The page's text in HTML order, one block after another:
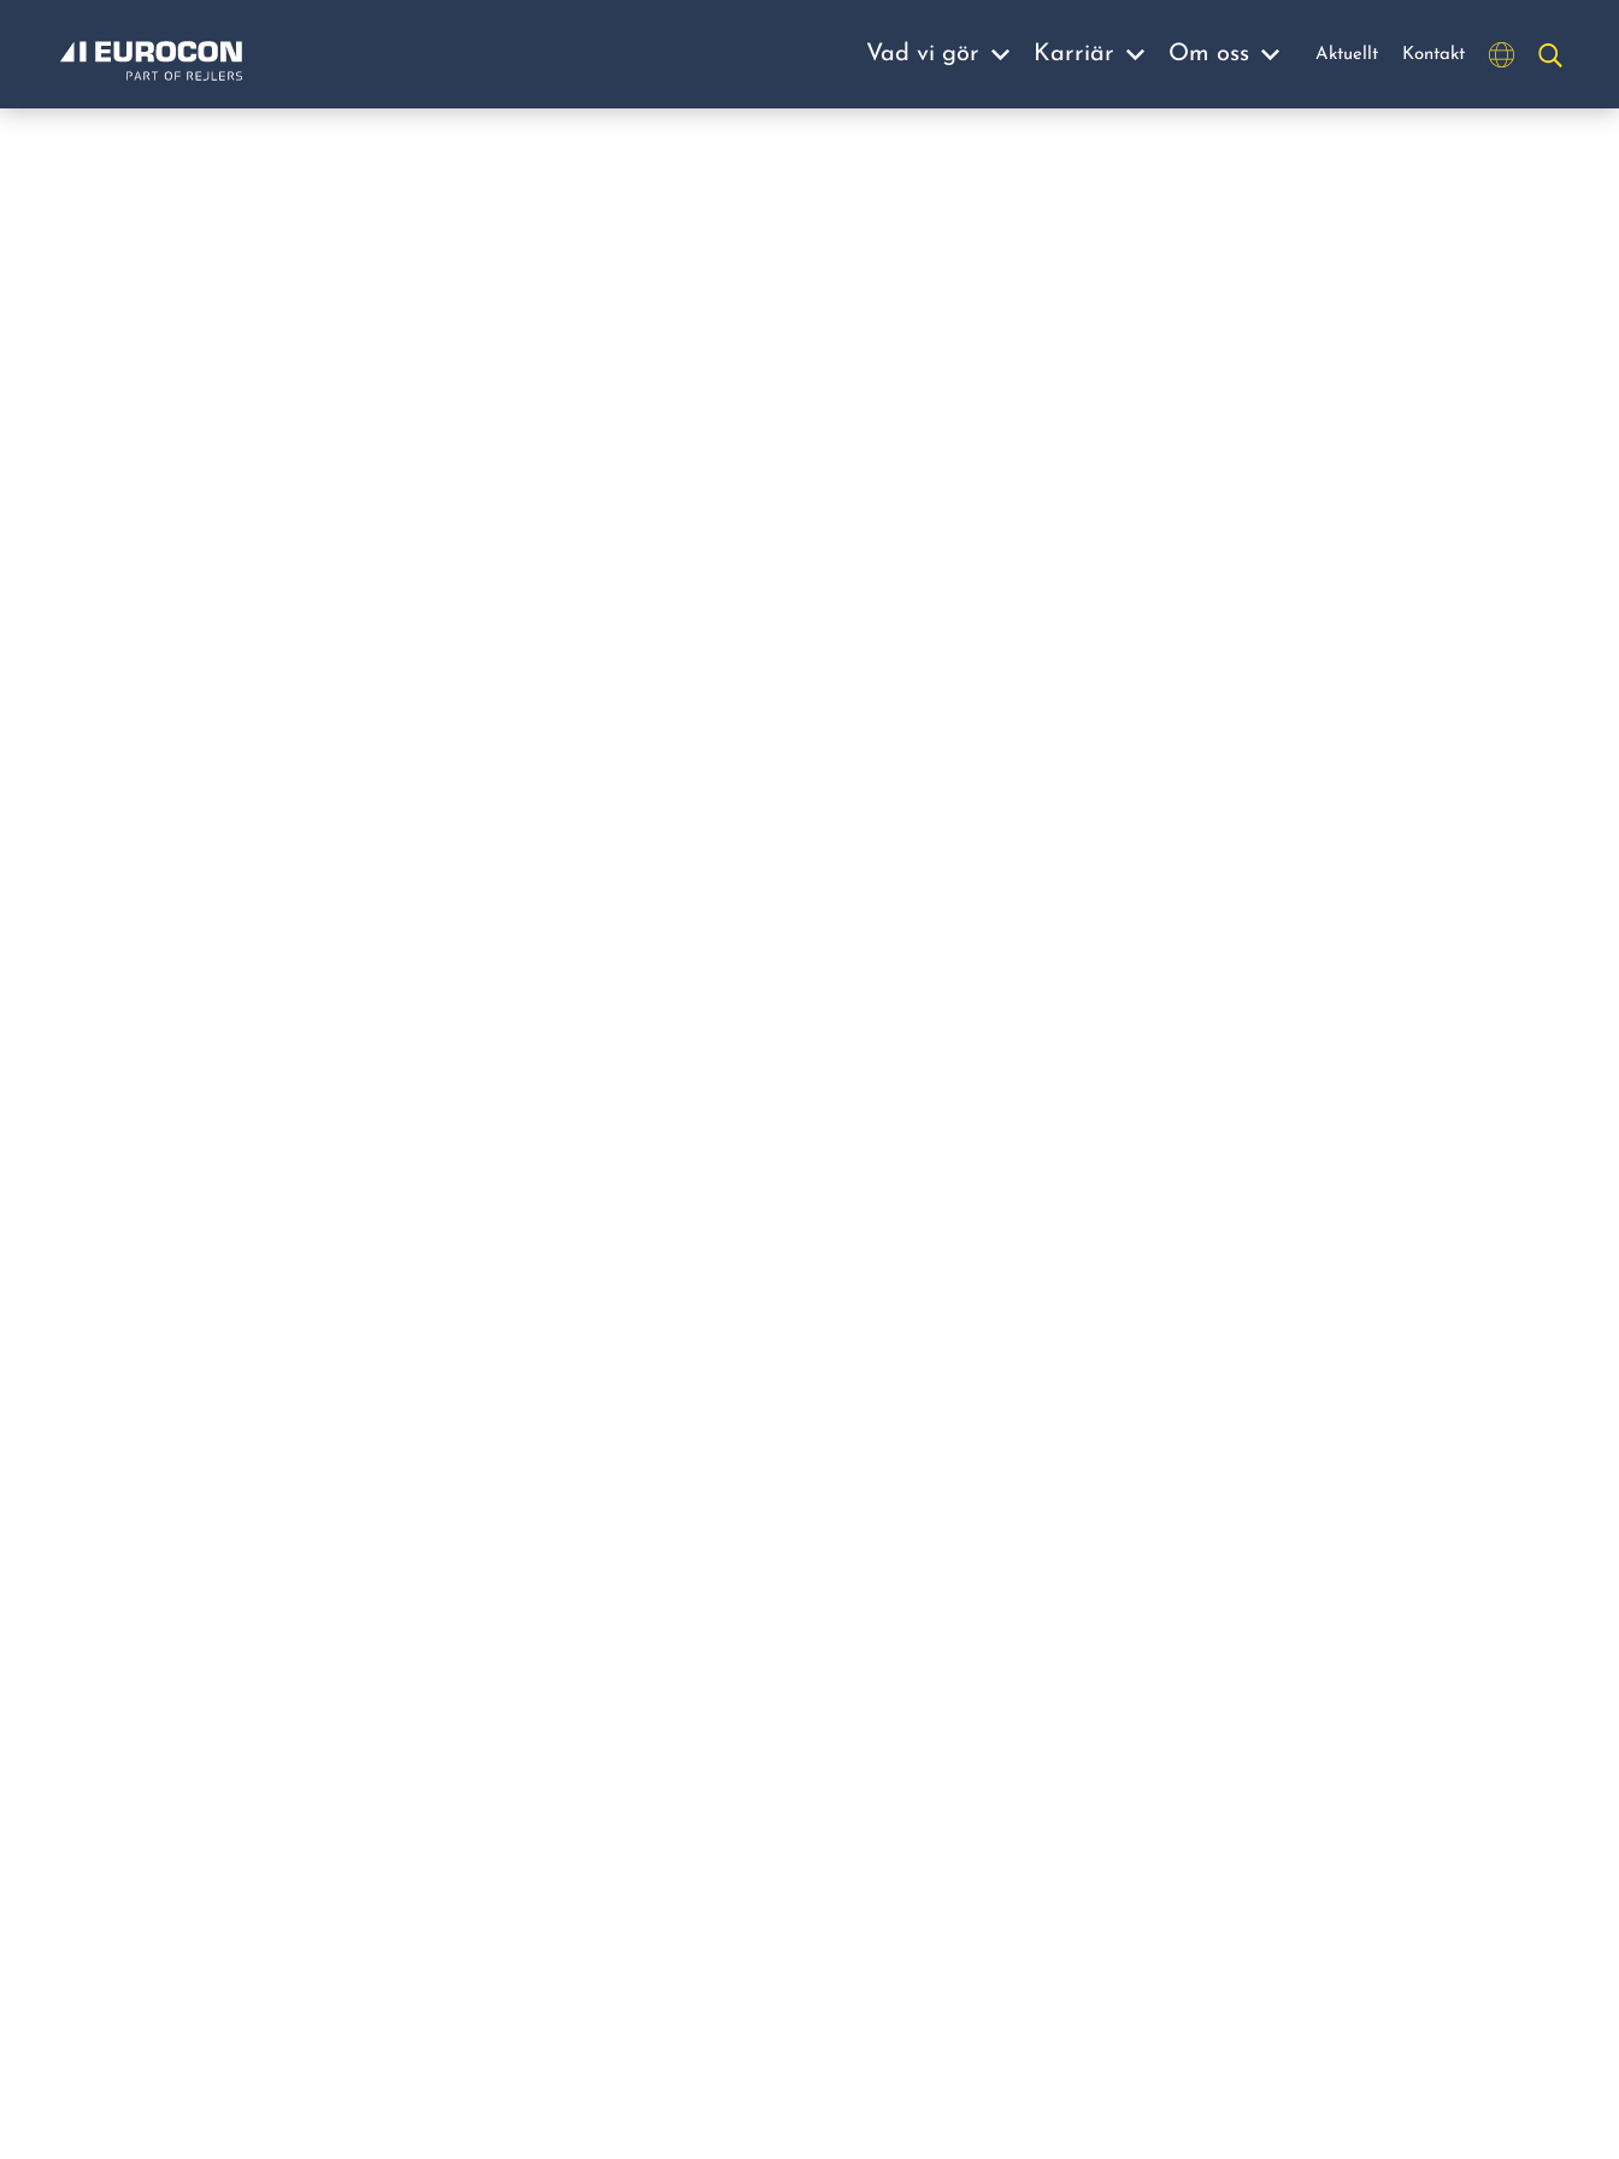
Vad vi gör Karriär Om oss Aktuellt Kontakt